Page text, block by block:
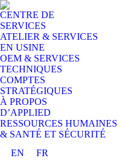
CENTRE DE
SERVICES
ATELIER & SERVICES
EN USINE
OEM & SERVICES
TECHNIQUES
COMPTES
STRATÉGIQUES
À PROPOS
D’APPLIED
RESSOURCES HUMAINES
& SANTÉ ET SÉCURITÉ
EN
FR